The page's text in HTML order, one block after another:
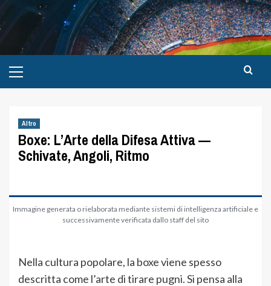
Altro
Boxe: L’Arte della Difesa Attiva —
Schivate, Angoli, Ritmo
Immagine generata o rielaborata mediante sistemi di intelligenza artificiale e
successivamente verificata dallo staff del sito
Nella cultura popolare, la boxe viene spesso
descritta come l’arte di tirare pugni. Si pensa alla